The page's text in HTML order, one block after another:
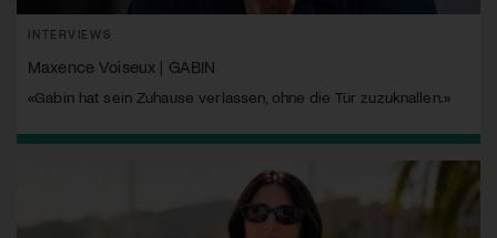
INTERVIEWS
Maxence Voiseux | GABIN
«Gabin hat sein Zuhause verlassen, ohne die Tür zuzuknallen.»